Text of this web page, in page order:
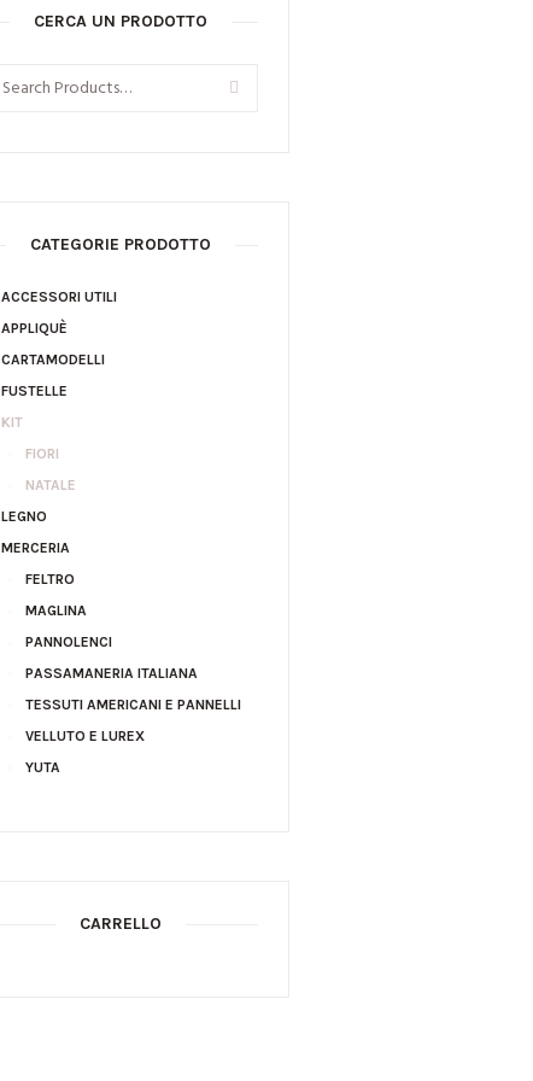
CERCA UN PRODOTTO
CATEGORIE PRODOTTO
ACCESSORI UTILI
APPLIQUÈ
CARTAMODELLI
FUSTELLE
KIT
FIORI
NATALE
LEGNO
MERCERIA
FELTRO
MAGLINA
PANNOLENCI
PASSAMANERIA ITALIANA
TESSUTI AMERICANI E PANNELLI
VELLUTO E LUREX
YUTA
CARRELLO